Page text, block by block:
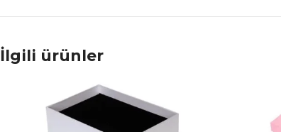
İlgili ürünler